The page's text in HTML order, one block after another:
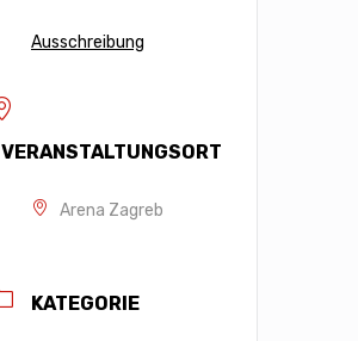
Ausschreibung
VERANSTALTUNGSORT
Arena Zagreb
KATEGORIE